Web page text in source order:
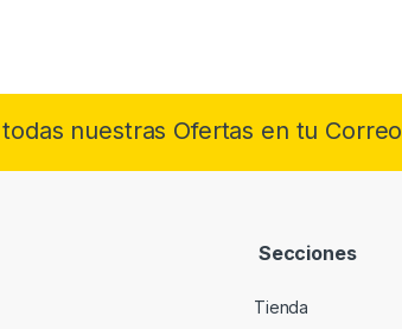
nuestras Ofertas en tu Correo
Secciones
Tienda